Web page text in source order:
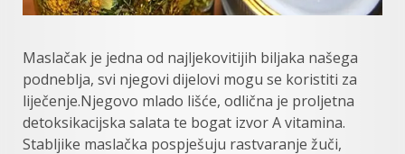
Maslačak je jedna od najljekovitijih biljaka našega
podneblja, svi njegovi dijelovi mogu se koristiti za
liječenje.Njegovo mlado lišće, odlična je proljetna
detoksikacijska salata te bogat izvor A vitamina.
Stabljike maslačka pospješuju rastvaranje žuči,